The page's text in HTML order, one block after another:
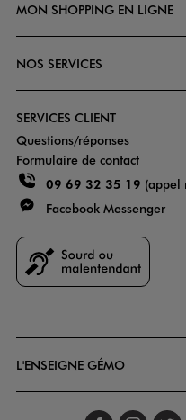
MON SHOPPING EN LIGNE
NOS SERVICES
SERVICES CLIENT
Questions/réponses
Formulaire de contact
09 69 32 35 19 (appel
Facebook Messenger
L'ENSEIGNE GÉMO